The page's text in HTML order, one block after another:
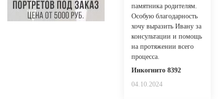
памятника родителям.
Особую благодарность
хочу выразить Ивану за
консультации и помощь
на протяжении всего
процесса.
Инкогнито 8392
04.10.2024